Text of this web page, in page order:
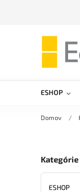
ESHOP
Domov /
Kategórie
ESHOP